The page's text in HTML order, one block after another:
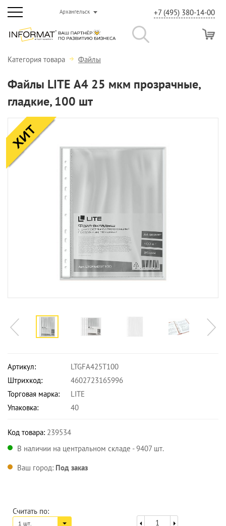
Архангельск +7 (495) 380-14-00
Категория товара Файлы
Файлы LITE А4 25 мкм прозрачные,
гладкие, 100 шт
Артикул:
LTGFA425T100
Штрихкод:
4602723165996
Торговая марка:
LITE
Упаковка:
40
Код товара: 239534
В наличии на центральном складе - 9407 шт.
Ваш город: Под заказ
Считать по:
1 шт.